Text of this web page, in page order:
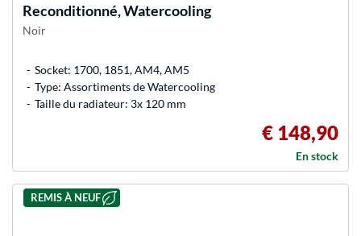
Reconditionné, Watercooling
Noir
Socket: 1700, 1851, AM4, AM5
Type: Assortiments de Watercooling
Taille du radiateur: 3x 120 mm
€ 148,90
En stock
REMIS À NEUF